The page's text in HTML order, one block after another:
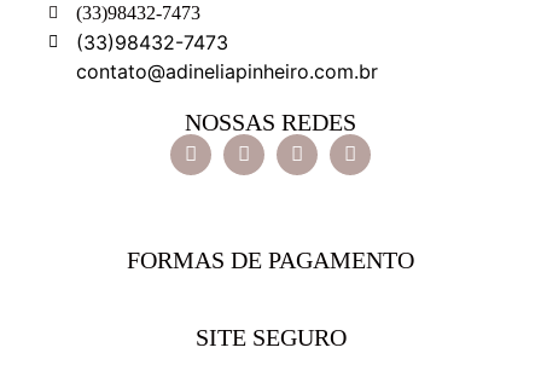
(33)98432-7473
(33)98432-7473
contato@adineliapinheiro.com.br
NOSSAS REDES
FORMAS DE PAGAMENTO
SITE SEGURO